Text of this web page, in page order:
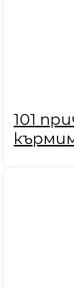
101